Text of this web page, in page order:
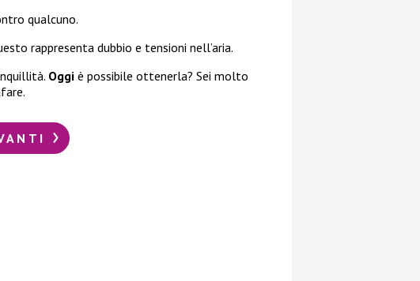
qualcuno.
rappresenta dubbio e tensioni nell’aria.
Oggi è possibile ottenerla? Sei molto